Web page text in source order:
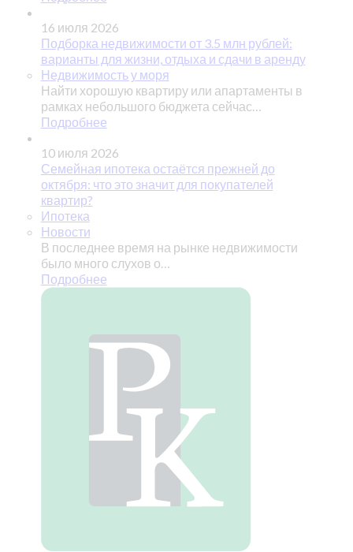
16 июля 2026
Подборка недвижимости от 3.5 млн рублей:
варианты для жизни, отдыха и сдачи в аренду
Недвижимость у моря
Найти хорошую квартиру или апартаменты в
рамках небольшого бюджета сейчас…
Подробнее
10 июля 2026
Семейная ипотека остаётся прежней до
октября: что это значит для покупателей
квартир?
Ипотека
Новости
В последнее время на рынке недвижимости
было много слухов о…
Подробнее